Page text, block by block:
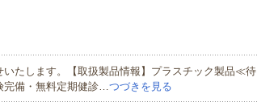
いたします。【取扱製品情報】プラスチック製品≪待
完備・無料定期健診…つづきを見る